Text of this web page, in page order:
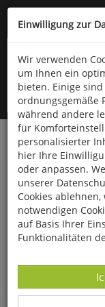
Kompletten Head
Startseite
Einwilligung zur
Wir verwenden
um Ihnen ein
bieten. Einige
ordnungsgemäße
während andere
für
personalisierter
hier Ihre
oder anpassen.
unserer
Cookies
notwendigen
auf Basis Ihrer
Funktionalitäten